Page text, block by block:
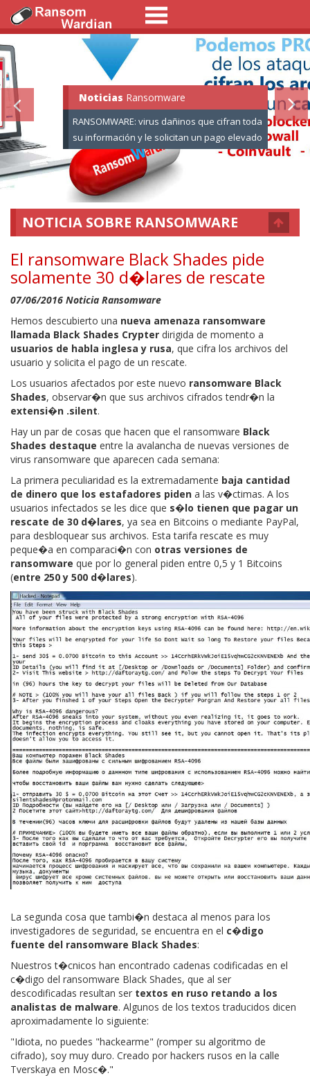
Noticias Ransomware
RANSOMWARE: virus dañinos que cifran toda
su información y le solicitan un pago elevado
por el rescate de sus datos.
Ransomware:
Informaci�n
NOTICIA SOBRE RANSOMWARE
El ransomware Black Shades pide
solamente 30 d�lares de rescate
07/06/2016 Noticia Ransomware
Hemos descubierto una nueva amenaza ransomware
llamada Black Shades Crypter dirigida de momento a
usuarios de habla inglesa y rusa, que cifra los archivos del
usuario y solicita el pago de un rescate.
Los usuarios afectados por este nuevo ransomware Black
Shades, observar�n que sus archivos cifrados tendr�n la
extensi�n .silent.
Hay un par de cosas que hacen que el ransomware Black
Shades destaque entre la avalancha de nuevas versiones de
virus ransomware que aparecen cada semana:
La primera peculiaridad es la extremadamente baja cantidad
de dinero que los estafadores piden a las v�ctimas. A los
usuarios infectados se les dice que s�lo tienen que pagar un
rescate de 30 d�lares, ya sea en Bitcoins o mediante PayPal,
para desbloquear sus archivos. Esta tarifa rescate es muy
peque�a en comparaci�n con otras versiones de
ransomware que por lo general piden entre 0,5 y 1 Bitcoins
(entre 250 y 500 d�lares).
La segunda cosa que tambi�n destaca al menos para los
investigadores de seguridad, se encuentra en el c�digo
fuente del ransomware Black Shades:
Nuestros t�cnicos han encontrado cadenas codificadas en el
c�digo del ransomware Black Shades, que al ser
descodificadas resultan ser textos en ruso retando a los
analistas de malware. Algunos de los textos traducidos dicen
aproximadamente lo siguiente:
"Idiota, no puedes "hackearme" (romper su algoritmo de
cifrado), soy muy duro. Creado por hackers rusos en la calle
Tverskaya en Mosc�."